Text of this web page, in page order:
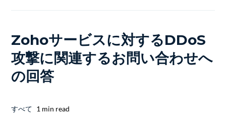
Zohoサービスに対するDDoS
攻撃に関連するお問い合わせへ
の回答
すべて 1 min read